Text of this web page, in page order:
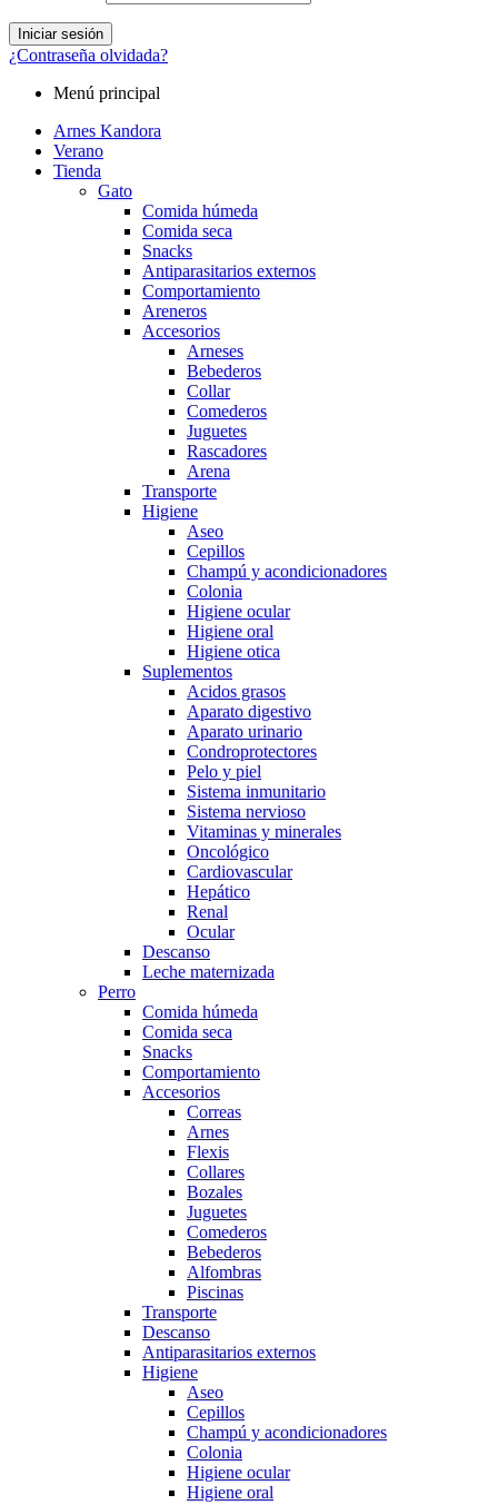
Iniciar sesión
¿Contraseña olvidada?
Menú principal
Arnes Kandora
Verano
Tienda
Gato
Comida húmeda
Comida seca
Snacks
Antiparasitarios externos
Comportamiento
Areneros
Accesorios
Arneses
Bebederos
Collar
Comederos
Juguetes
Rascadores
Arena
Transporte
Higiene
Aseo
Cepillos
Champú y acondicionadores
Colonia
Higiene ocular
Higiene oral
Higiene otica
Suplementos
Acidos grasos
Aparato digestivo
Aparato urinario
Condroprotectores
Pelo y piel
Sistema inmunitario
Sistema nervioso
Vitaminas y minerales
Oncológico
Cardiovascular
Hepático
Renal
Ocular
Descanso
Leche maternizada
Perro
Comida húmeda
Comida seca
Snacks
Comportamiento
Accesorios
Correas
Arnes
Flexis
Collares
Bozales
Juguetes
Comederos
Bebederos
Alfombras
Piscinas
Transporte
Descanso
Antiparasitarios externos
Higiene
Aseo
Cepillos
Champú y acondicionadores
Colonia
Higiene ocular
Higiene oral